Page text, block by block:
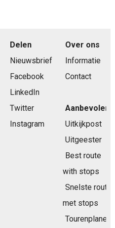
Delen
Nieuwsbrief
Facebook
LinkedIn
Twitter
Instagram
Over ons
Informatie
Contact
Aanbevolen
Uitkijkpost
Uitgeester
Best route
with stops
Snelste route
met stops
Tourenplaner